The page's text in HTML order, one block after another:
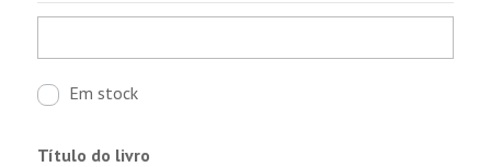
Em stock
Título do livro